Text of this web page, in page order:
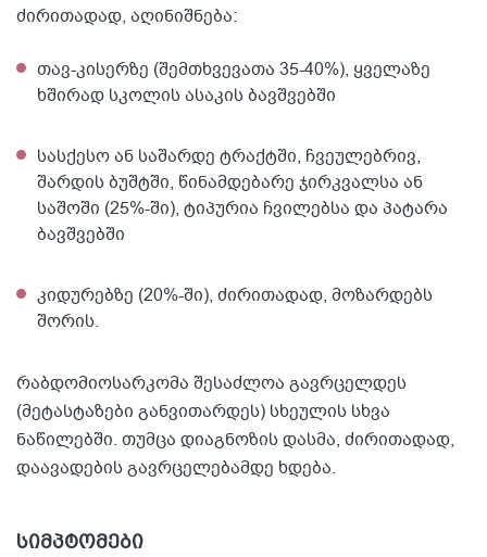
ძირითადად, აღინიშნება:
თავ-კისერზე (შემთხვევათა 35-40%), ყველაზე
ხშირად სკოლის ასაკის ბავშვებში
სასქესო ან საშარდე ტრაქტში, ჩვეულებრივ,
შარდის ბუშტში, წინამდებარე ჯირკვალსა ან
საშოში (25%-ში), ტიპურია ჩვილებსა და პატარა
ბავშვებში
კიდურებზე (20%-ში), ძირითადად, მოზარდებს
შორის.
რაბდომიოსარკომა შესაძლოა გავრცელდეს
(მეტასტაზები განვითარდეს) სხეულის სხვა
ნაწილებში. თუმცა დიაგნოზის დასმა, ძირითადად,
დაავადების გავრცელებამდე ხდება.
სიმპტომები